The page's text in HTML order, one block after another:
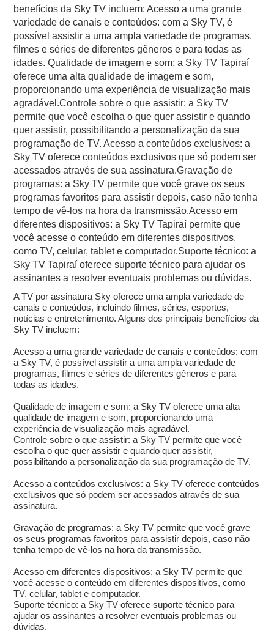
benefícios da Sky TV incluem: Acesso a uma grande
variedade de canais e conteúdos: com a Sky TV, é
possível assistir a uma ampla variedade de programas,
filmes e séries de diferentes gêneros e para todas as
idades. Qualidade de imagem e som: a Sky TV Tapiraí
oferece uma alta qualidade de imagem e som,
proporcionando uma experiência de visualização mais
agradável.Controle sobre o que assistir: a Sky TV
permite que você escolha o que quer assistir e quando
quer assistir, possibilitando a personalização da sua
programação de TV. Acesso a conteúdos exclusivos: a
Sky TV oferece conteúdos exclusivos que só podem ser
acessados através de sua assinatura.Gravação de
programas: a Sky TV permite que você grave os seus
programas favoritos para assistir depois, caso não tenha
tempo de vê-los na hora da transmissão.Acesso em
diferentes dispositivos: a Sky TV Tapiraí permite que
você acesse o conteúdo em diferentes dispositivos,
como TV, celular, tablet e computador.Suporte técnico: a
Sky TV Tapiraí oferece suporte técnico para ajudar os
assinantes a resolver eventuais problemas ou dúvidas.
A TV por assinatura Sky oferece uma ampla variedade de
canais e conteúdos, incluindo filmes, séries, esportes,
notícias e entretenimento. Alguns dos principais benefícios da
Sky TV incluem:
Acesso a uma grande variedade de canais e conteúdos: com
a Sky TV, é possível assistir a uma ampla variedade de
programas, filmes e séries de diferentes gêneros e para
todas as idades.
Qualidade de imagem e som: a Sky TV oferece uma alta
qualidade de imagem e som, proporcionando uma
experiência de visualização mais agradável.
Controle sobre o que assistir: a Sky TV permite que você
escolha o que quer assistir e quando quer assistir,
possibilitando a personalização da sua programação de TV.
Acesso a conteúdos exclusivos: a Sky TV oferece conteúdos
exclusivos que só podem ser acessados através de sua
assinatura.
Gravação de programas: a Sky TV permite que você grave
os seus programas favoritos para assistir depois, caso não
tenha tempo de vê-los na hora da transmissão.
Acesso em diferentes dispositivos: a Sky TV permite que
você acesse o conteúdo em diferentes dispositivos, como
TV, celular, tablet e computador.
Suporte técnico: a Sky TV oferece suporte técnico para
ajudar os assinantes a resolver eventuais problemas ou
dúvidas.